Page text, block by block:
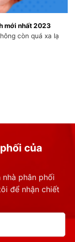
mới nhất 2023
còn quá xa lạ
của
phân phối
để nhận chiết